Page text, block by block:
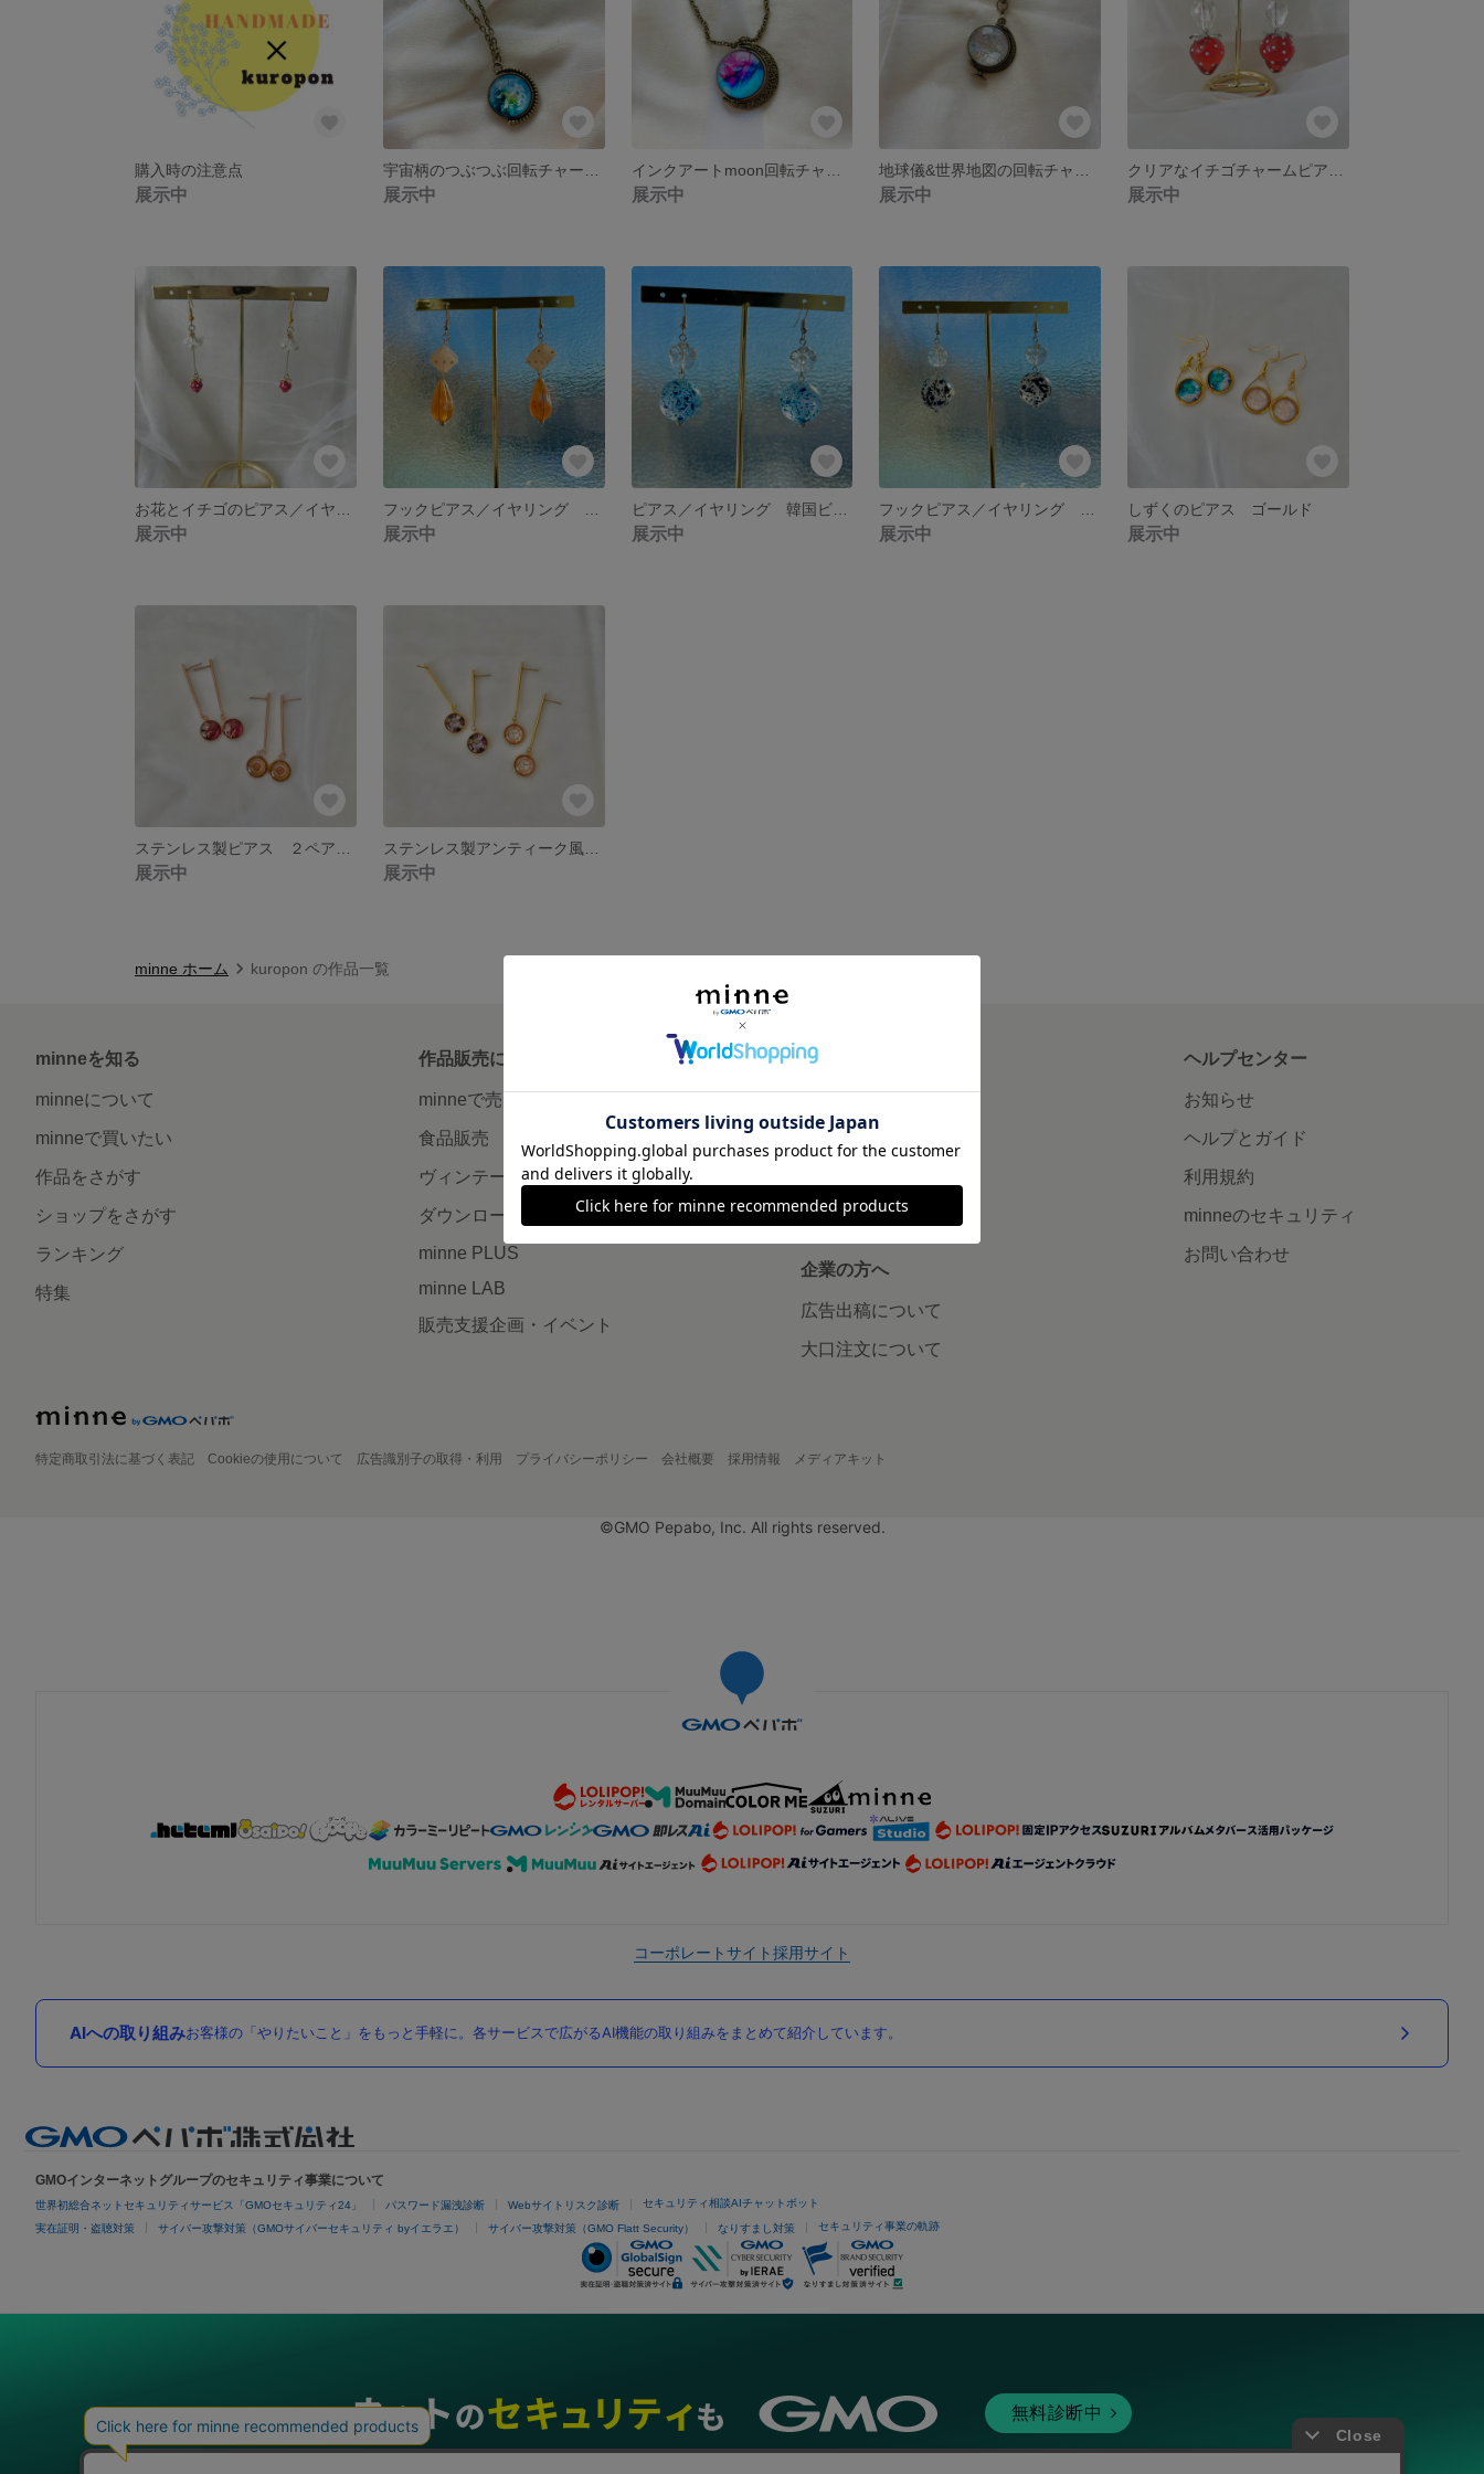
購入時の注意点
展示中 展示中 展示中 展示中 展示中
展示中 展示中
ピアス／イヤリング 韓国ビーズ 花×大玉ビーズ
展示中 展示中
しずくのピアス ゴールド
展示中
展示中 展示中
minne ホーム kuropon の作品一覧
minneを知る
minneについて
minneで買いたい
作品をさがす
ショップをさがす
ランキング
特集
作品販売について
minneで売りたい
食品販売
ヴィンテージ販売
ダウンロード販売
minne PLUS
minne LAB
販売支援企画・イベント
読みもの
minne学習帖
minneの本
企業の方へ
広告出稿について
大口注文について
ヘルプセンター
お知らせ
ヘルプとガイド
利用規約
minneのセキュリティ
お問い合わせ
特定商取引法に基づく表記 Cookieの使用について 広告識別子の取得・利用 プライバシーポリシー 会社概要 採用情報 メディアキット
©GMO Pepabo, Inc. All rights reserved.
コーポレートサイト採用サイト
AIへの取り組みお客様の「やりたいこと」をもっと手軽に。各サービスで広がるAI機能の取り組みをまとめて紹介しています。
GMOインターネットグループのセキュリティ事業について
世界初総合ネットセキュリティサービス「GMOセキュリティ24」 パスワード漏洩診断 Webサイトリスク診断 セキュリティ相談AIチャットボット
実在証明・盗聴対策 サイバー攻撃対策（GMOサイバーセキュリティ byイエラエ） サイバー攻撃対策（GMO Flatt Security） なりすまし対策 セキュリティ事業の軌跡
無料診断中